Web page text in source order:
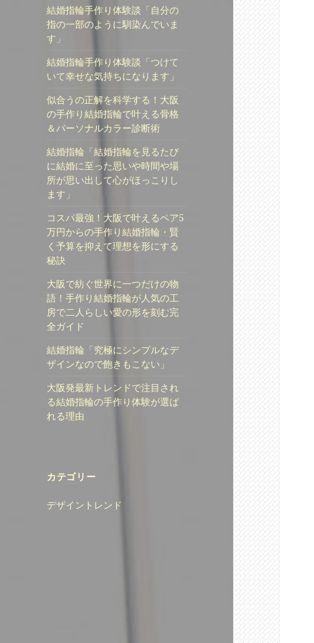
結婚指輪手作り体験談「自分の
指の一部のように馴染んでいま
す」
結婚指輪手作り体験談「つけて
いて幸せな気持ちになります」
似合うの正解を科学する！大阪
の手作り結婚指輪で叶える骨格
＆パーソナルカラー診断術
結婚指輪「結婚指輪を見るたび
に結婚に至った思いや時間や場
所が思い出して心がほっこりし
ます」
コスパ最強！大阪で叶えるペア5
万円からの手作り結婚指輪・賢
く予算を抑えて理想を形にする
秘訣
大阪で紡ぐ世界に一つだけの物
語！手作り結婚指輪が人気の工
房で二人らしい愛の形を刻む完
全ガイド
結婚指輪「究極にシンプルなデ
ザインなので飽きもこない」
大阪発最新トレンドで注目され
る結婚指輪の手作り体験が選ば
れる理由
カテゴリー
デザイントレンド